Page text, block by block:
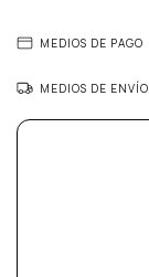
MEDIOS DE PAGO
MEDIOS DE ENVÍO